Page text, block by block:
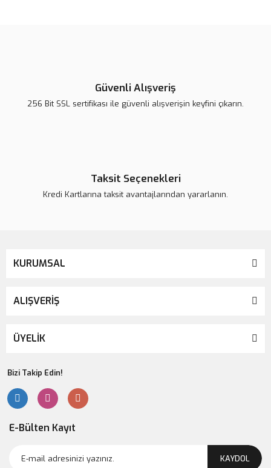
Güvenli Alışveriş
256 Bit SSL sertifikası ile güvenli alışverişin keyfini çıkarın.
Taksit Seçenekleri
Kredi Kartlarına taksit avantajlarından yararlanın.
KURUMSAL
ALIŞVERİŞ
ÜYELİK
Bizi Takip Edin!
E-Bülten Kayıt
KAYDOL